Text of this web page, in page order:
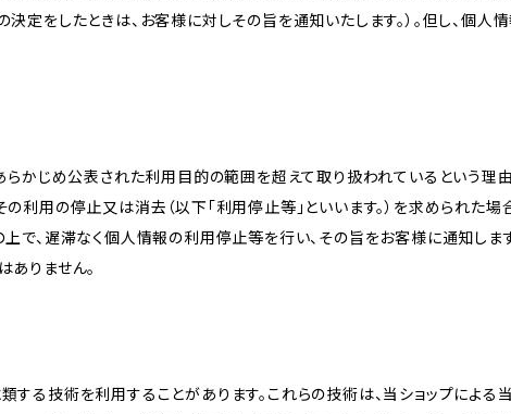
定をしたときは、お客様に対しその旨を通知いたします。）。但し、個
らかじめ公表された利用目的の範囲を超えて取り扱われているという
利用の停止又は消去（以下「利用停止等」といいます。）を求められた
で、遅滞なく個人情報の利用停止等を行い、その旨をお客様に通知しま
りません。
する技術を利用することがあります。これらの技術は、当ショップによ